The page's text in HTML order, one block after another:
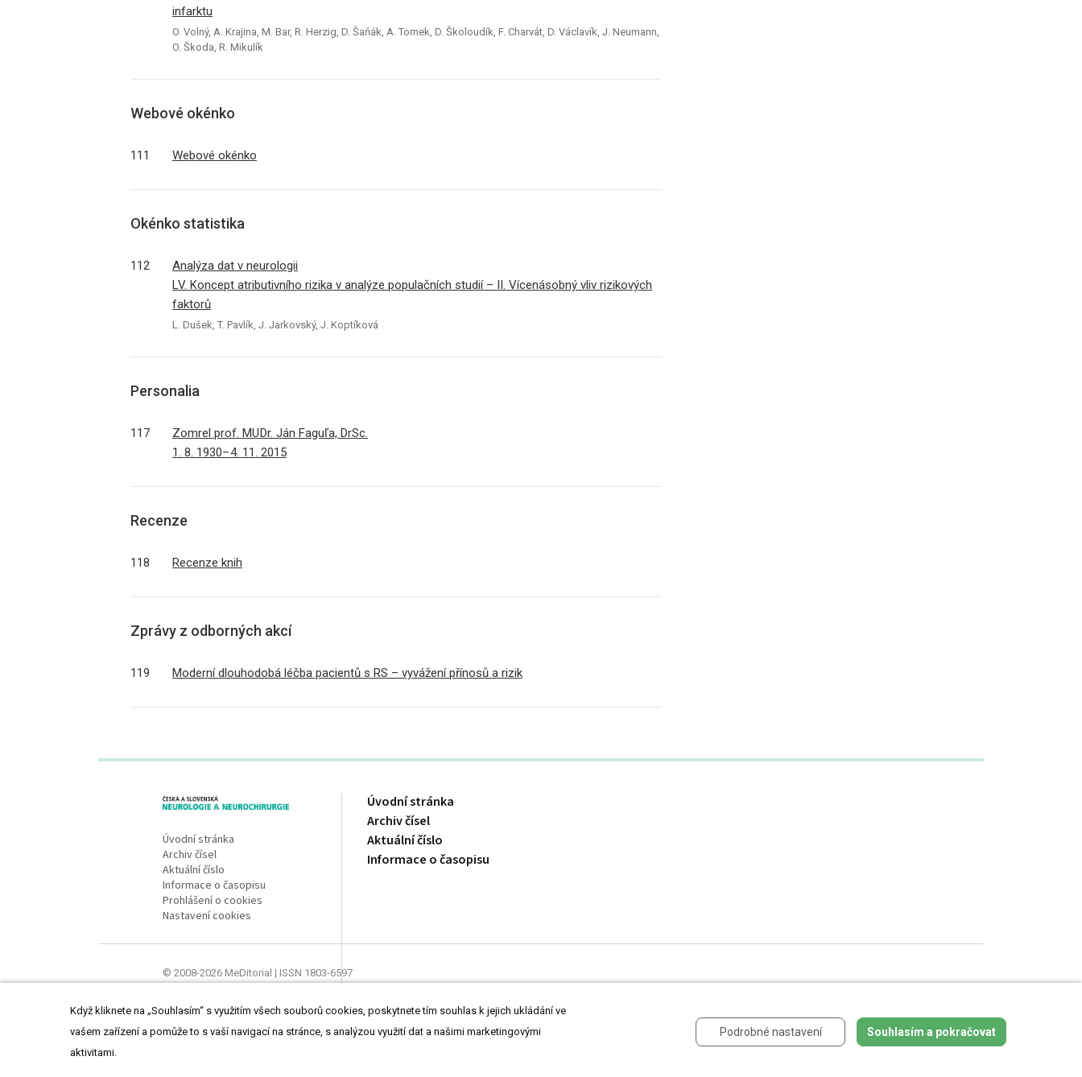
infarktu
O. Volný, A. Krajina, M. Bar, R. Herzig, D. Šaňák, A. Tomek, D. Školoudík, F. Charvát, D. Václavík, J. Neumann,
O. Škoda, R. Mikulík
Webové okénko
111 Webové okénko
Okénko statistika
112
Analýza dat v neurologii
LV. Koncept atributivního rizika v analýze populačních studií – II. Vícenásobný vliv rizikových
faktorů
L. Dušek, T. Pavlík, J. Jarkovský, J. Koptíková
Personalia
117
Zomrel prof. MU Dr. Ján Faguľa, DrSc.
1. 8. 1930– 4. 11. 2015
Recenze
118 Recenze knih
Zprávy z odborných akcí
119 Moderní dlouhodobá léčba pacientů s RS – vyvážení přínosů a rizik
Úvodní stránka
Archiv čísel
Aktuální číslo
Informace o časopisu
Prohlášení o cookies
Nastavení cookies
Úvodní stránka
Archiv čísel
Aktuální číslo
Informace o časopisu
© 2008-2026 MeDitorial | ISSN 1803-6597
Když kliknete na „Souhlasím“ s využitím všech souborů cookies, poskytnete tím souhlas k jejich ukládání ve
vašem zařízení a pomůže to s vaší navigací na stránce, s analýzou využití dat a našimi marketingovými
aktivitami.
Podrobné nastavení Souhlasím a pokračovat